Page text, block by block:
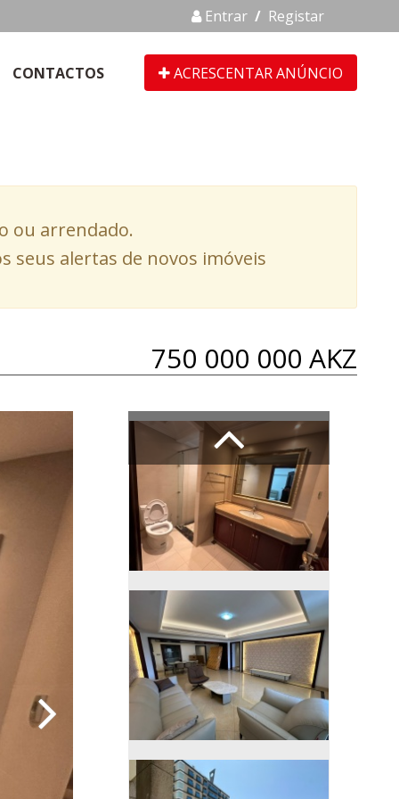
Entrar / Registar
CONTACTOS ACRESCENTAR ANÚNCIO
ou arrendado.
seus alertas de novos imóveis
750 000 000 AKZ